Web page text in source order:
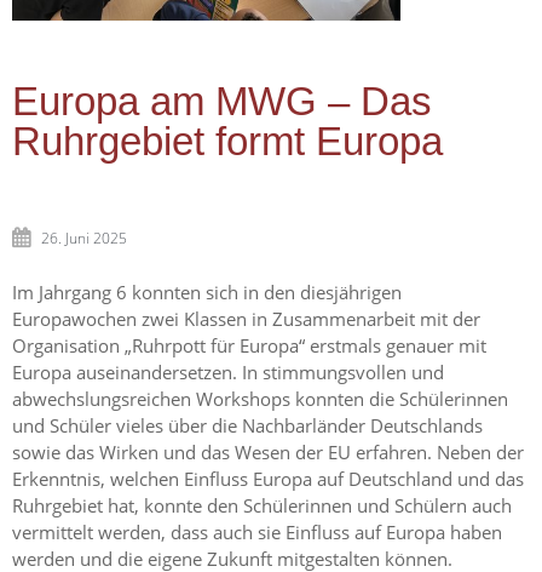
Europa am MWG – Das
Ruhrgebiet formt Europa
26. Juni 2025
Im Jahrgang 6 konnten sich in den diesjährigen
Europawochen zwei Klassen in Zusammenarbeit mit der
Organisation „Ruhrpott für Europa“ erstmals genauer mit
Europa auseinandersetzen. In stimmungsvollen und
abwechslungsreichen Workshops konnten die Schülerinnen
und Schüler vieles über die Nachbarländer Deutschlands
sowie das Wirken und das Wesen der EU erfahren. Neben der
Erkenntnis, welchen Einfluss Europa auf Deutschland und das
Ruhrgebiet hat, konnte den Schülerinnen und Schülern auch
vermittelt werden, dass auch sie Einfluss auf Europa haben
werden und die eigene Zukunft mitgestalten können.